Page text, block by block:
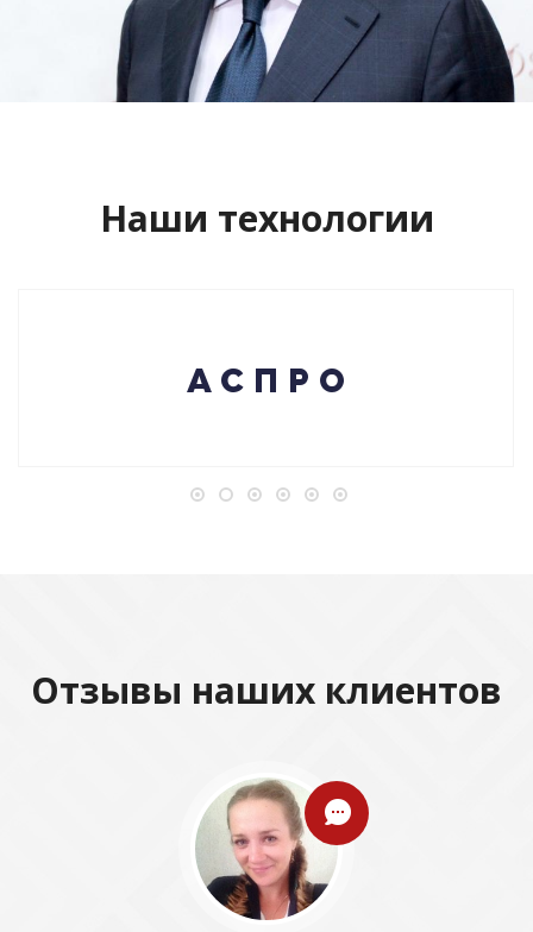
Смотреть проект
Наши технологии
Отзывы наших клиентов